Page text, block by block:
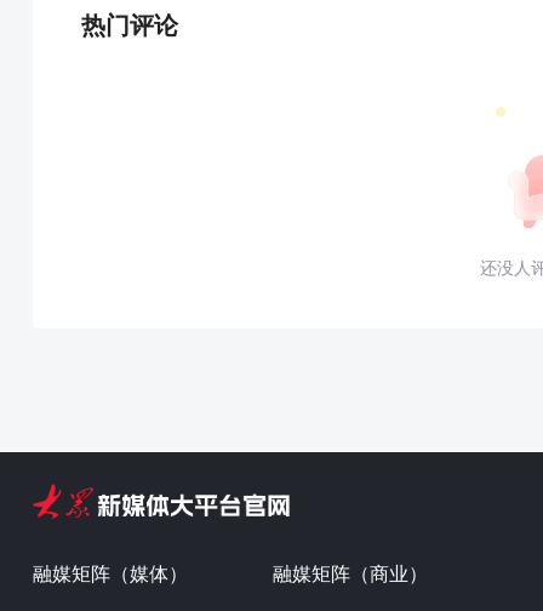
热门评论
还没人
融媒矩阵（媒体） 融媒矩阵（商业）